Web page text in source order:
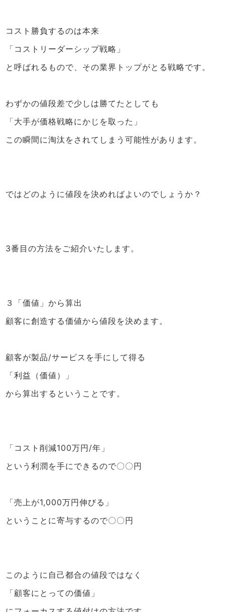
コスト勝負するのは本来
「コストリーダーシップ戦略」
と呼ばれるもので、その業界トップがとる戦略です。
わずかの値段差で少しは勝てたとしても
「大手が価格戦略にかじを取った」
この瞬間に淘汰をされてしまう可能性があります。
ではどのように値段を決めればよいのでしょうか？
3番目の方法をご紹介いたします。
３「価値」から算出
顧客に創造する価値から値段を決めます。
顧客が製品/サービスを手にして得る
「利益（価値）」
から算出するということです。
「コスト削減100万円/年」
という利潤を手にできるので〇〇円
「売上が1,000万円伸びる」
ということに寄与するので〇〇円
このように自己都合の値段ではなく
「顧客にとっての価値」